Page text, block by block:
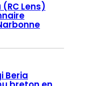
Lens)
Beria